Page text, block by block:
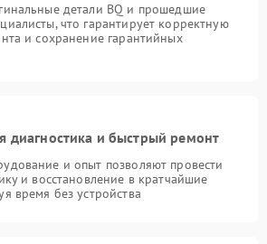
детали BQ и прошедшие
что гарантирует корректную
и сохранение гарантийных
диагностика и быстрый ремонт
и опыт позволяют провести
и восстановление в кратчайшие
время без устройства